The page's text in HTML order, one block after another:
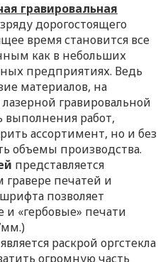
гравировальная
дорогостоящего
время становится все
как в небольших
предприятиях. Ведь
материалов, на
гравировальной
выполнения работ,
ассортимент, но и без
объемы производства.
представляется
гравере печатей и
позволяет
и «гербовые» печати
является раскрой оргстекла
огромную часть